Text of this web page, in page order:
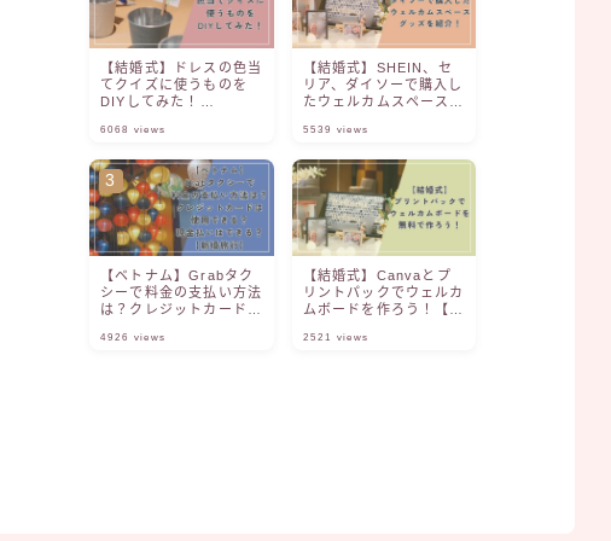
【結婚式】ドレスの色当
てクイズに使うものを
DIYしてみた！
ベ】
6068 views
【結婚式】SHEIN、セ
リア、ダイソーで購入し
たウェルカムスペースグ
5539 views
【ベトナム】Grabタク
シーで料金の支払い方法
は？クレジットカードは
できる？【新婚旅行】
4926 views
【結婚式】Canvaとプ
リントパックでウェルカ
ムボードを作ろう！【無
2521 views